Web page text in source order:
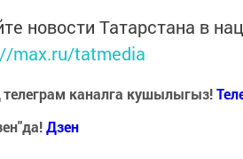
новости Татарстана в
max.ru/tatmedia
телеграм каналга кушылыгыз!
Дзен